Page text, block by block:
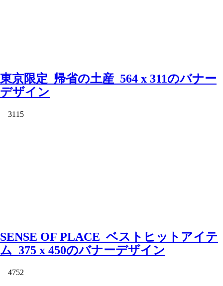
東京限定_帰省の土産_564 x 311のバナー
デザイン
3115
SENSE OF PLACE_ベストヒットアイテ
ム_375 x 450のバナーデザイン
4752